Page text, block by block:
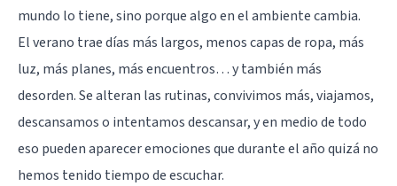
mundo lo tiene, sino porque algo en el ambiente cambia.
El verano trae días más largos, menos capas de ropa, más
luz, más planes, más encuentros… y también más
desorden. Se alteran las rutinas, convivimos más, viajamos,
descansamos o intentamos descansar, y en medio de todo
eso pueden apareceremocionesque durante el año quizá no
hemos tenido tiempo de escuchar.